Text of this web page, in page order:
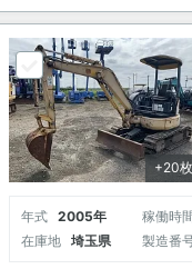
+20枚
年式 2005年 稼働時
在庫地
埼玉県 製造番